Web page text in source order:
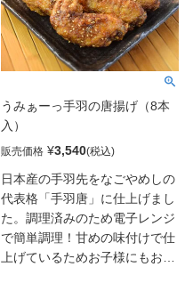
うみぁーっ手羽の唐揚げ（8本
入）
販売価格 ¥3,540
日本産の手羽先をなごやめしの
代表格「手羽唐」に仕上げまし
た。調理済みのため電子レンジ
で簡単調理！甘めの味付けで仕
上げているためお子様にもおす